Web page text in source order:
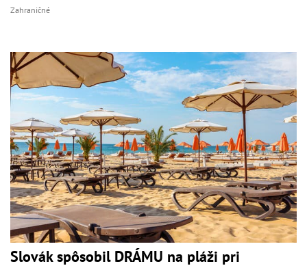
Zahraničné
Slovák spôsobil DRÁMU na pláži pri